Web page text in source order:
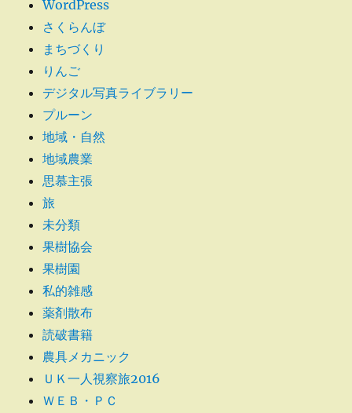
WordPress
さくらんぼ
まちづくり
りんご
デジタル写真ライブラリー
プルーン
地域・自然
地域農業
思慕主張
旅
未分類
果樹協会
果樹園
私的雑感
薬剤散布
読破書籍
農具メカニック
ＵＫ一人視察旅2016
ＷＥＢ・ＰＣ